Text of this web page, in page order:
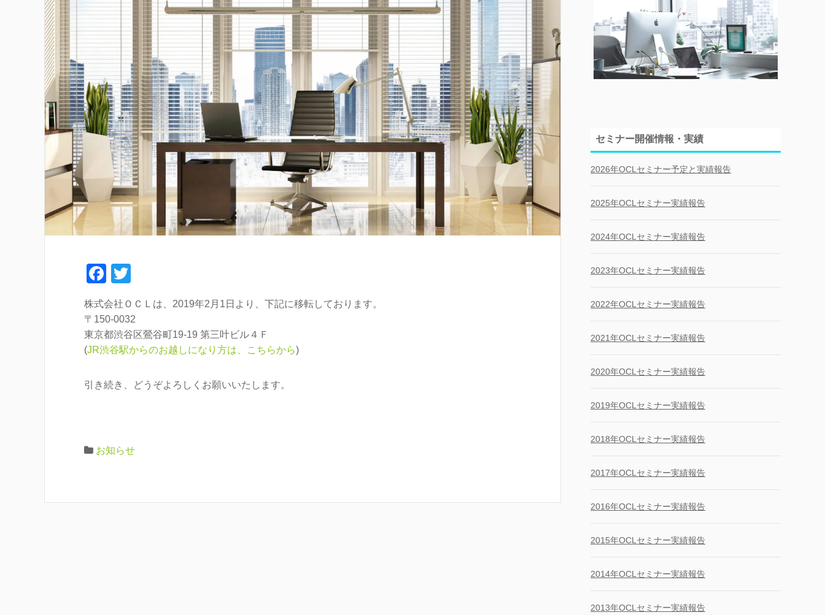
F
c
e
b
o
tt
er
株式会社ＯＣＬは、2019年2月1日より、下記に移転しております。
〒150-0032
東京都渋谷区鶯谷町19-19 第三叶ビル４Ｆ
(JR渋谷駅からのお越しになり方は、こちらから)
引き続き、どうぞよろしくお願いいたします。
お知らせ
セミナー開催情報・実績
2026年OCLセミナー予定と実績報告
2025年OCLセミナー実績報告
2024年OCLセミナー実績報告
2023年OCLセミナー実績報告
2022年OCLセミナー実績報告
2021年OCLセミナー実績報告
2020年OCLセミナー実績報告
2019年OCLセミナー実績報告
2018年OCLセミナー実績報告
2017年OCLセミナー実績報告
2016年OCLセミナー実績報告
2015年OCLセミナー実績報告
2014年OCLセミナー実績報告
2013年OCLセミナー実績報告